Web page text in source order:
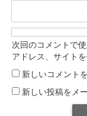
次回のコメントで
アドレス、サイトを
新しいコメント
新しい投稿をメ